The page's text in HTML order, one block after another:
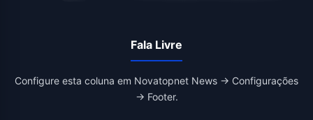
Fala Livre
Configure esta coluna em Novatopnet News → Configurações
→ Footer.